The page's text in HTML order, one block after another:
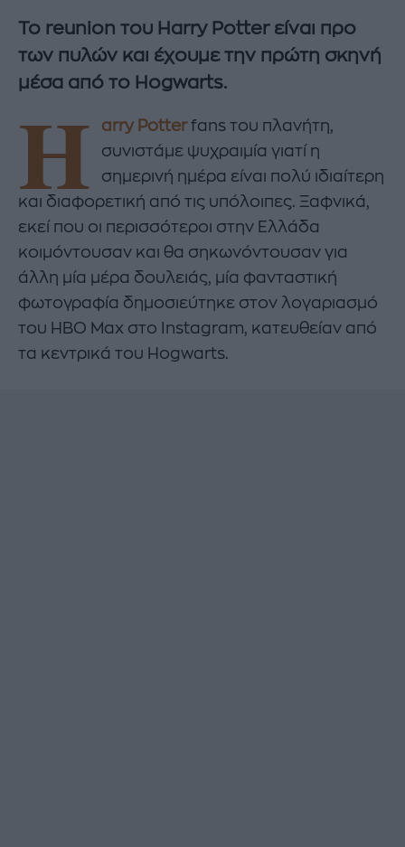
Το reunion του Harry Potter είναι προ
των πυλών και έχουμε την πρώτη σκηνή
μέσα από το Hogwarts.
H arry Potterfans του πλανήτη,
συνιστάμε ψυχραιμία γιατί η
σημερινή ημέρα είναι πολύ ιδιαίτερη
και διαφορετική από τις υπόλοιπες. Ξαφνικά,
εκεί που οι περισσότεροι στην Ελλάδα
κοιμόντουσαν και θα σηκωνόντουσαν για
άλλη μία μέρα δουλειάς, μία φανταστική
φωτογραφία δημοσιεύτηκε στον λογαριασμό
του HBO Max στο Instagram, κατευθείαν από
τα κεντρικά του Hogwarts.